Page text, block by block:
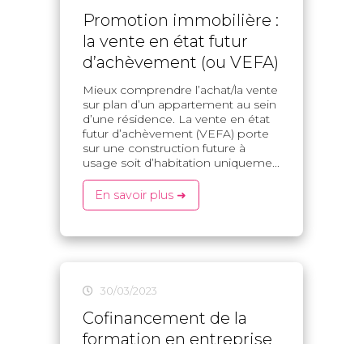
Promotion immobilière :
la vente en état futur
d’achèvement (ou VEFA)
Mieux comprendre l’achat/la vente
sur plan d’un appartement au sein
d’une résidence. La vente en état
futur d’achèvement (VEFA) porte
sur une construction future à
usage soit d’habitation uniqueme...
En savoir plus ➜
30/03/2023
Cofinancement de la
formation en entreprise